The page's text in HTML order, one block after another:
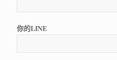
你的LINE